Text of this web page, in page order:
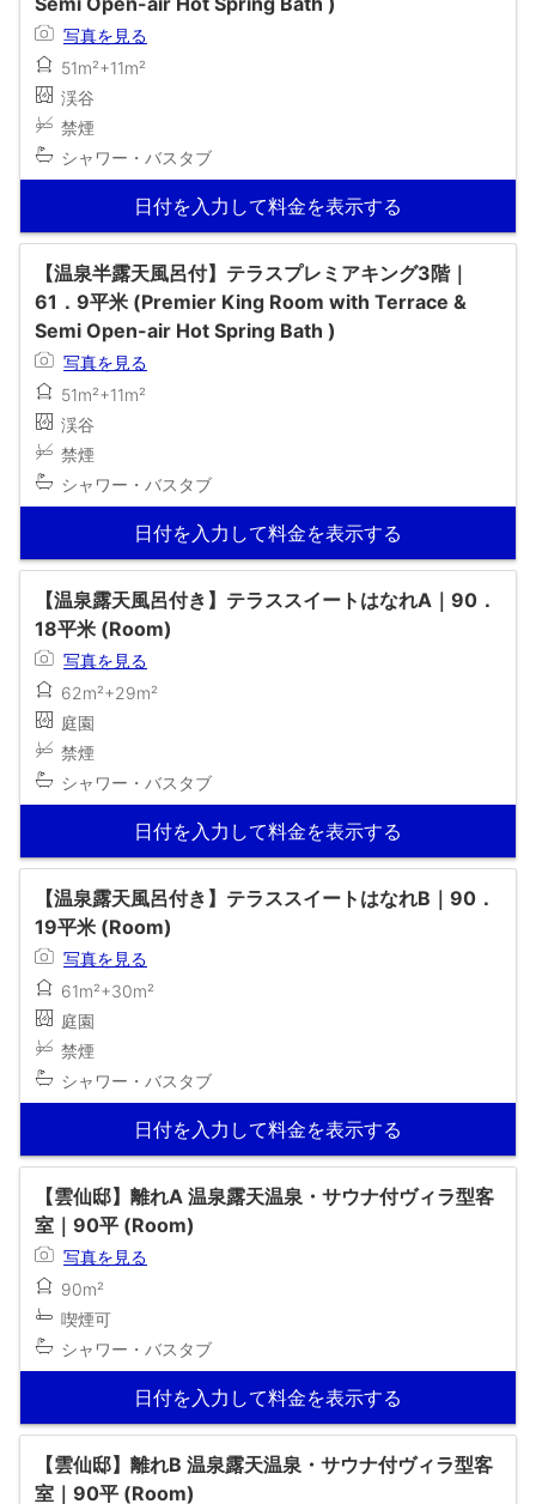
写真を見る
51m²+11m²
渓谷
禁煙
シャワー・バスタブ
日付を入力して料金を表示する
【温泉半露天風呂付】テラスプレミアキング3階｜
61．9平米 (Premier King Room with Terrace &
Semi Open-air Hot Spring Bath )
写真を見る
51m²+11m²
渓谷
禁煙
シャワー・バスタブ
日付を入力して料金を表示する
【温泉露天風呂付き】テラススイートはなれA｜90．
18平米 (Room)
写真を見る
62m²+29m²
庭園
禁煙
シャワー・バスタブ
日付を入力して料金を表示する
【温泉露天風呂付き】テラススイートはなれB｜90．
19平米 (Room)
写真を見る
61m²+30m²
庭園
禁煙
シャワー・バスタブ
日付を入力して料金を表示する
【雲仙邸】離れA 温泉露天温泉・サウナ付ヴィラ型客
室｜90平 (Room)
写真を見る
90m²
喫煙可
シャワー・バスタブ
日付を入力して料金を表示する
【雲仙邸】離れB 温泉露天温泉・サウナ付ヴィラ型客
室｜90平 (Room)